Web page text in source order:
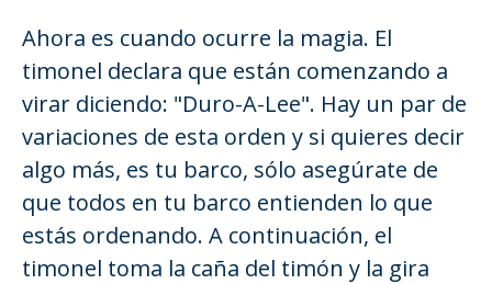
Ahora es cuando ocurre la magia. El
timonel declara que están comenzando a
virar diciendo: "Duro-A-Lee". Hay un par de
variaciones de esta orden y si quieres decir
algo más, es tu barco, sólo asegúrate de
que todos en tu barco entienden lo que
estás ordenando. A continuación, el
timonel toma la caña del timón y la gira